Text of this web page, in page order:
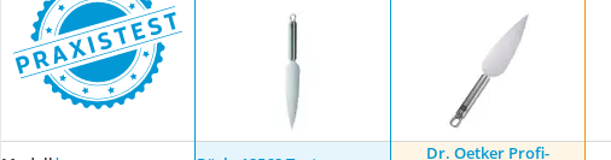
Dr. Oetker Profi-